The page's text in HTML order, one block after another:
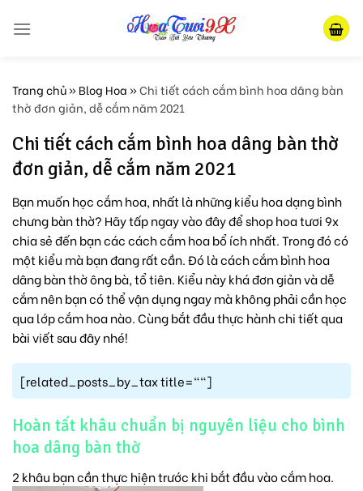
Trang chủ»Blog Hoa»Chi tiết cách cắm bình hoa dâng bàn
thờ đơn giản, dễ cắm năm 2021
Chi tiết cách cắm bình hoa dâng bàn thờ
đơn giản, dễ cắm năm 2021
Bạn muốn học cắm hoa, nhất là những kiểu hoa dạng bình
chưng bàn thờ? Hãy tấp ngay vào đây để shop hoa tươi 9x
chia sẻ đến bạn các cách cắm hoa bổ ích nhất. Trong đó có
một kiểu mà bạn đang rất cần. Đó là cách cắm bình hoa
dâng bàn thờ ông bà, tổ tiên. Kiểu này khá đơn giản và dễ
cắm nên bạn có thể vận dụng ngay mà không phải cần học
qua lớp cắm hoa nào. Cùng bắt đầu thực hành chi tiết qua
bài viết sau đây nhé!
[related_posts_by_tax title=""]
Hoàn tất khâu chuẩn bị nguyên liệu cho bình
hoa dâng bàn thờ
2 khâu bạn cần thực hiện trước khi bắt đầu vào cắm hoa.